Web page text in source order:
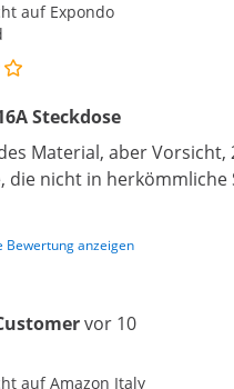
auf Expondo
Steckdose
Material, aber Vorsicht,
die nicht in herkömmliche
Bewertung anzeigen
vor 10
auf Amazon Italy